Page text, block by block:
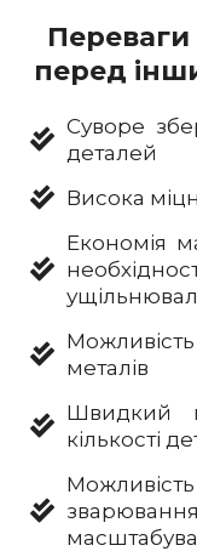
перед
Суворе
деталей
Висока
Економія
металів
Швидкий
кількості